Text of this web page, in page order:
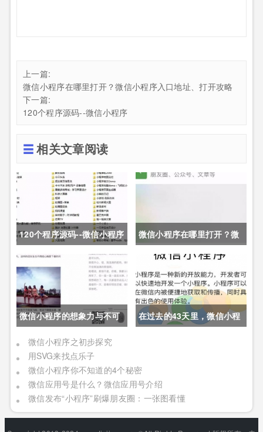
上一篇:
微信小程序在哪里打开？微信小程序入口地址、打开攻略
下一篇:
120个程序源码--微信小程序
相关文章阅读
120个程序源码--微信小程序
微信小程序在哪里打开？微
信小程序入口地址、打开攻
略
微信小程序的想象力与不可
想象域
在过去的43天里，微信小程
微信小程序之初步探究
用SVG来找点乐子
微信小程序你不知道的4个秘密
微信应用号是什么？微信应用号介绍
微信发布“小程序”刷爆朋友圈：一张图看懂